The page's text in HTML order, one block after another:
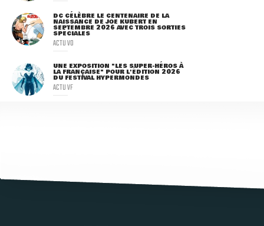
DC CÉLÈBRE LE CENTENAIRE DE LA
NAISSANCE DE JOE KUBERT EN
SEPTEMBRE 2026 AVEC TROIS SORTIES
SPÉCIALES
ACTU VO
UNE EXPOSITION "LES SUPER-HÉROS À
LA FRANÇAISE" POUR L'ÉDITION 2026
DU FESTIVAL HYPERMONDES
ACTU VF